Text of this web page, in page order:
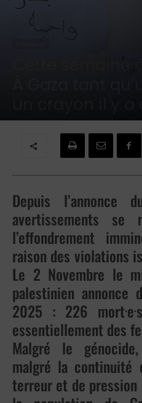
Cette semaine à
Par Brigitte Challande - 3 novembre
Depuis l’annonce
avertissements
l’effondrement
raison des violations
Le 2 Novembre le
palestinien annonce
2025 : 226 mort.e.
essentiellement des
Malgré le
malgré la continuité
terreur et de pression